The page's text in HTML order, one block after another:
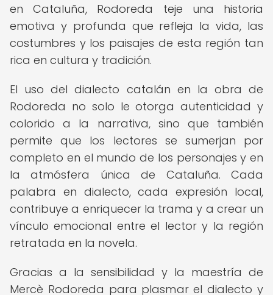
en Cataluña, Rodoreda teje una historia
emotiva y profunda que refleja la vida, las
costumbres y los paisajes de esta región tan
rica en cultura y tradición.
El uso del dialecto catalán en la obra de
Rodoreda no solo le otorga autenticidad y
colorido a la narrativa, sino que también
permite que los lectores se sumerjan por
completo en el mundo de los personajes y en
la atmósfera única de Cataluña. Cada
palabra en dialecto, cada expresión local,
contribuye a enriquecer la trama y a crear un
vínculo emocional entre el lector y la región
retratada en la novela.
Gracias a la sensibilidad y la maestría de
Mercè Rodoreda para plasmar el dialecto y